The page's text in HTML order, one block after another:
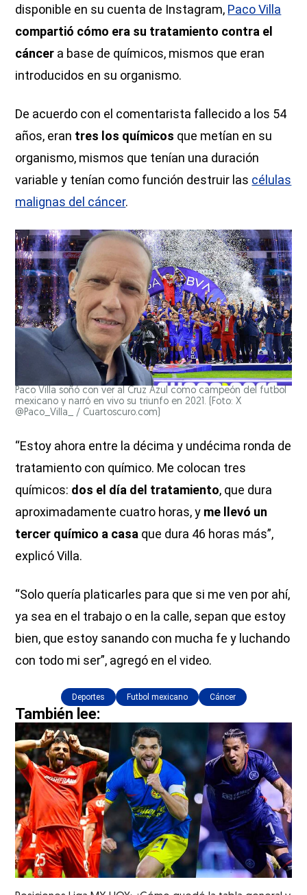
disponible en su cuenta de Instagram, Paco Villa
compartió cómo era su tratamiento contra el
cáncer a base de químicos, mismos que eran
introducidos en su organismo.
De acuerdo con el comentarista fallecido a los 54
años, eran tres los químicos que metían en su
organismo, mismos que tenían una duración
variable y tenían como función destruir las células
malignas del cáncer.
Paco Villa soñó con ver al Cruz Azul como campeón del futbol
mexicano y narró en vivo su triunfo en 2021. (Foto: X
@Paco_Villa_ / Cuartoscuro.com)
“Estoy ahora entre la décima y undécima ronda de
tratamiento con químico. Me colocan tres
químicos: dos el día del tratamiento, que dura
aproximadamente cuatro horas, y me llevó un
tercer químico a casa que dura 46 horas más”,
explicó Villa.
“Solo quería platicarles para que si me ven por ahí,
ya sea en el trabajo o en la calle, sepan que estoy
bien, que estoy sanando con mucha fe y luchando
con todo mi ser”, agregó en el video.
Deportes Futbol mexicano Cáncer
También lee: